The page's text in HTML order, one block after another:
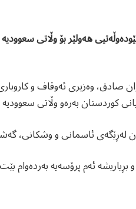
د. پشتیوان صادق، وەزیری ئەوقاف و
کوردستان بەرەو وڵاتی سعوودیە